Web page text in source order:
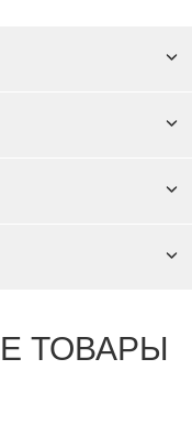
ТОВАРЫ